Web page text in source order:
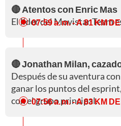
🔴 Atentos con Enric Mas
El líder del Movistar Team
07:59 a. m.- A 81 KM
🔴 Jonathan Milan,
Después de su aventura
ganar los puntos del
con el grupo principal.
07:56 a. m.- A 83 KM